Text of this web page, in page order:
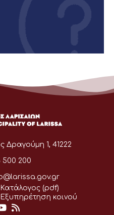
Δραγούμη 1, 41222
500 200
Κατάλογος (pdf)
κοινού